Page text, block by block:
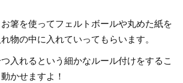
箸を使ってフェルトボールや丸めた紙を
物の中に入れていってもらいます。
入れるという細かなルール付けをするこ
かせますよ！